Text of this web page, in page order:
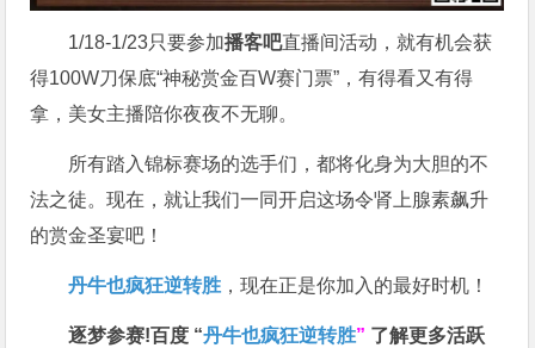
1/18-1/23只要参加播客吧直播间活动，就有机会获
得100W刀保底“神秘赏金百W赛门票”，有得看又有得
拿，美女主播陪你夜夜不无聊。
所有踏入锦标赛场的选手们，都将化身为大胆的不
法之徒。现在，就让我们一同开启这场令肾上腺素飙升
的赏金圣宴吧！
丹牛也疯狂逆转胜 ，现在正是你加入的最好时机！
逐梦参赛!百度 “丹牛也疯狂逆转胜” 了解更多活跃